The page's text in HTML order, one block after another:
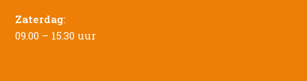
Zaterdag:
09.00 – 15.30 uur